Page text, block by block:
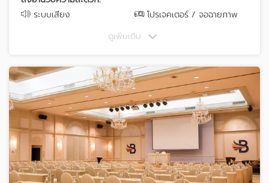
ระบบเสียง
โปรเจคเตอร์ / จอฉายภาพ
ดูเพิ่มเติม